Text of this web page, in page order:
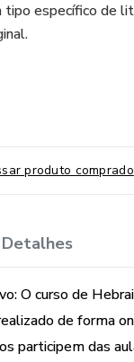
tipo específico de
e da sociedade
POR SEMANA)
produto comprado
Detalhes
O curso de
de forma
participem das